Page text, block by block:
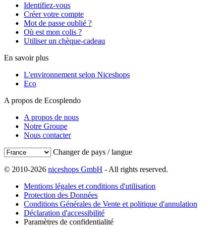
Identifiez-vous
Créer votre compte
Mot de passe oublié ?
Où est mon colis ?
Utiliser un chèque-cadeau
En savoir plus
L'environnement selon Niceshops
Eco
A propos de Ecosplendo
A propos de nous
Notre Groupe
Nous contacter
Changer de pays / langue
© 2010-2026 niceshops GmbH - All rights reserved.
Mentions légales et conditions d'utilisation
Protection des Données
Conditions Générales de Vente et politique d'annulation
Déclaration d'accessibilité
Paramètres de confidentialité